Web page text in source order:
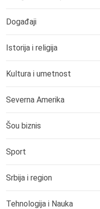
Događaji
Istorija i religija
Kultura i umetnost
Severna Amerika
Šou biznis
Sport
Srbija i region
Tehnologija i Nauka